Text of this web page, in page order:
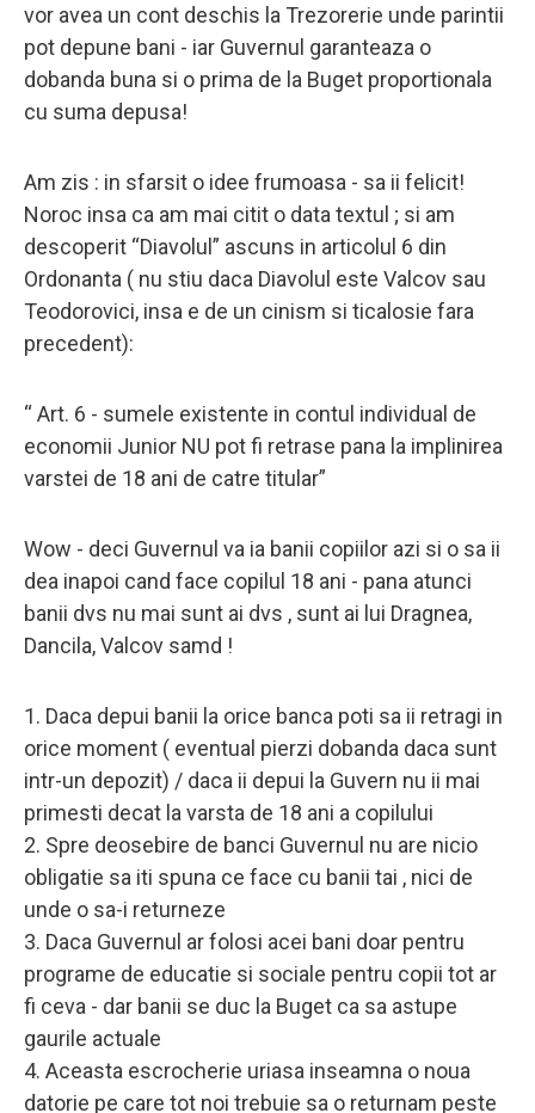
vor avea un cont deschis la Trezorerie unde parintii
pot depune bani - iar Guvernul garanteaza o
dobanda buna si o prima de la Buget proportionala
cu suma depusa!
Am zis : in sfarsit o idee frumoasa - sa ii felicit!
Noroc insa ca am mai citit o data textul ; si am
descoperit “Diavolul” ascuns in articolul 6 din
Ordonanta ( nu stiu daca Diavolul este Valcov sau
Teodorovici, insa e de un cinism si ticalosie fara
precedent):
“ Art. 6 - sumele existente in contul individual de
economii Junior NU pot fi retrase pana la implinirea
varstei de 18 ani de catre titular”
Wow - deci Guvernul va ia banii copiilor azi si o sa ii
dea inapoi cand face copilul 18 ani - pana atunci
banii dvs nu mai sunt ai dvs , sunt ai lui Dragnea,
Dancila, Valcov samd !
1. Daca depui banii la orice banca poti sa ii retragi in
orice moment ( eventual pierzi dobanda daca sunt
intr-un depozit) / daca ii depui la Guvern nu ii mai
primesti decat la varsta de 18 ani a copilului
2. Spre deosebire de banci Guvernul nu are nicio
obligatie sa iti spuna ce face cu banii tai , nici de
unde o sa-i returneze
3. Daca Guvernul ar folosi acei bani doar pentru
programe de educatie si sociale pentru copii tot ar
fi ceva - dar banii se duc la Buget ca sa astupe
gaurile actuale
4. Aceasta escrocherie uriasa inseamna o noua
datorie pe care tot noi trebuie sa o returnam peste